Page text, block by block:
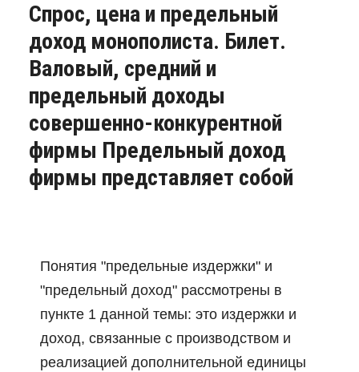
Спрос, цена и предельный
доход монополиста. Билет.
Валовый, средний и
предельный доходы
совершенно-конкурентной
фирмы Предельный доход
фирмы представляет собой
Понятия "предельные издержки" и
"предельный доход" рассмотрены в
пункте 1 данной темы: это издержки и
доход, связанные с производством и
реализацией дополнительной единицы